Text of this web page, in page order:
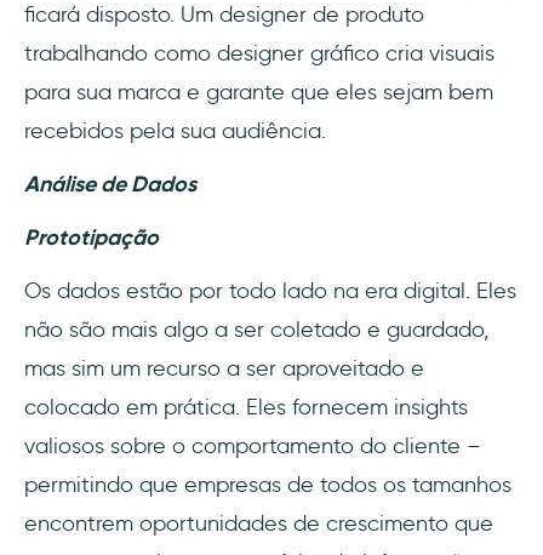
ficará disposto. Um designer de produto
trabalhando como designer gráfico cria visuais
para sua marca e garante que eles sejam bem
recebidos pela sua audiência.
Análise de Dados
Prototipação
Os dados estão por todo lado na era digital. Eles
não são mais algo a ser coletado e guardado,
mas sim um recurso a ser aproveitado e
colocado em prática. Eles fornecem insights
valiosos sobre o comportamento do cliente –
permitindo que empresas de todos os tamanhos
encontrem oportunidades de crescimento que